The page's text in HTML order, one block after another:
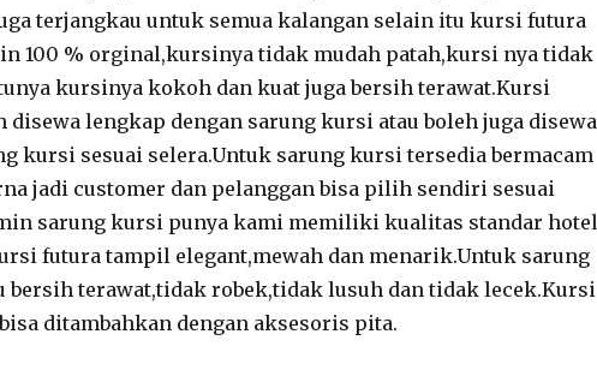
terjangkau untuk semua kalangan selain itu kursi futura
100 % orginal,kursinya tidak mudah patah,kursi nya tidak
kursinya kokoh dan kuat juga bersih terawat.Kursi
disewa lengkap dengan sarung kursi atau boleh juga disewa
kursi sesuai selera.Untuk sarung kursi tersedia bermacam
jadi customer dan pelanggan bisa pilih sendiri sesuai
sarung kursi punya kami memiliki kualitas standar hotel
futura tampil elegant,mewah dan menarik.Untuk sarung
bersih terawat,tidak robek,tidak lusuh dan tidak lecek.Kursi
ditambahkan dengan aksesoris pita.